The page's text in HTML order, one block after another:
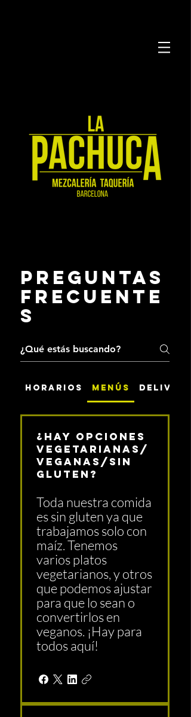
Preguntas
frecuente
s
Horarios Menús Delivery
¿Hay opciones
vegetarianas/
veganas/sin
gluten?
Toda nuestra comida
es sin gluten ya que
trabajamos solo con
maíz. Tenemos
varios platos
vegetarianos, y otros
que podemos ajustar
para que lo sean o
convertirlos en
veganos. ¡Hay para
todos aquí!